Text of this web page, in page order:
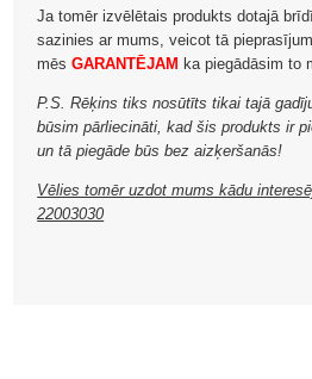
Ja tomēr izvēlētais produkts dotajā
sazinies ar mums, veicot tā
mēsGARANTĒJAM ka piegādāsim to
P.S. Rēķins tiks nosūtīts tikai tajā
būsim pārliecināti, kad šis produkts ir
un tā piegāde būs bez aizķeršanās!
Vēlies tomēr uzdot mums kādu
22003030